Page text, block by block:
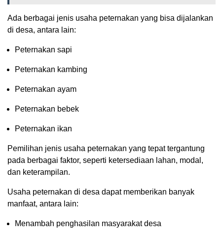
Ada berbagai jenis usaha peternakan yang bisa dijalankan
di desa, antara lain:
Peternakan sapi
Peternakan kambing
Peternakan ayam
Peternakan bebek
Peternakan ikan
Pemilihan jenis usaha peternakan yang tepat tergantung
pada berbagai faktor, seperti ketersediaan lahan, modal,
dan keterampilan.
Usaha peternakan di desa dapat memberikan banyak
manfaat, antara lain:
Menambah penghasilan masyarakat desa